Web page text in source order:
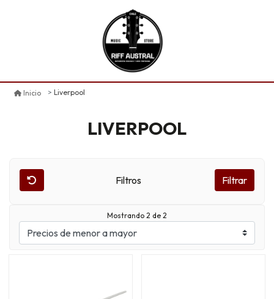
Inicio Liverpool
LIVERPOOL
Filtros Filtrar
Mostrando 2 de 2